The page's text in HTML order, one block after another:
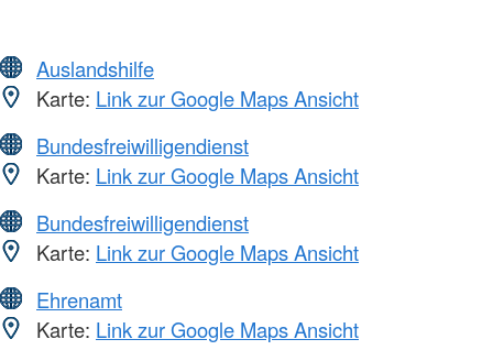
Auslandshilfe
Karte: Link zur Google Maps Ansicht
Bundesfreiwilligendienst
Karte: Link zur Google Maps Ansicht
Bundesfreiwilligendienst
Karte: Link zur Google Maps Ansicht
Ehrenamt
Karte: Link zur Google Maps Ansicht